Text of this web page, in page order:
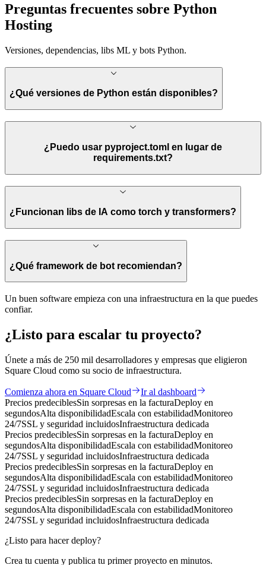
Preguntas frecuentes sobre Python
Hosting
Versiones, dependencias, libs ML y bots Python.
¿Qué versiones de Python están disponibles?
¿Puedo usar pyproject.toml en lugar de
requirements.txt?
¿Funcionan libs de IA como torch y transformers?
¿Qué framework de bot recomiendan?
Un buen software empieza con una infraestructura en la que puedes
confiar.
¿Listo para escalar tu proyecto?
Únete a más de 250 mil desarrolladores y empresas que eligieron
Square Cloud como su socio de infraestructura.
Comienza ahora en Square Cloud
Ir al dashboard
Precios predeciblesSin sorpresas en la facturaDeploy en
segundosAlta disponibilidadEscala con estabilidadMonitoreo
24/7SSL y seguridad incluidosInfraestructura dedicada
Precios predeciblesSin sorpresas en la facturaDeploy en
segundosAlta disponibilidadEscala con estabilidadMonitoreo
24/7SSL y seguridad incluidosInfraestructura dedicada
Precios predeciblesSin sorpresas en la facturaDeploy en
segundosAlta disponibilidadEscala con estabilidadMonitoreo
24/7SSL y seguridad incluidosInfraestructura dedicada
Precios predeciblesSin sorpresas en la facturaDeploy en
segundosAlta disponibilidadEscala con estabilidadMonitoreo
24/7SSL y seguridad incluidosInfraestructura dedicada
¿Listo para hacer deploy?
Crea tu cuenta y publica tu primer proyecto en minutos.